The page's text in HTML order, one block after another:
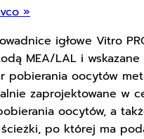
»
igłowe Vitro
MEA/LAL i
pobierania oocytów
zaprojektowane w
oocytów, a
po której ma